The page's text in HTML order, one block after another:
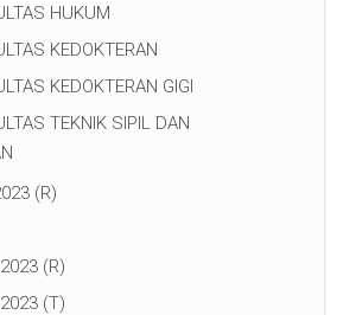
HUKUM
KEDOKTERAN
KEDOKTERAN GIGI
TEKNIK SIPIL DAN
(R)
(R)
(T)